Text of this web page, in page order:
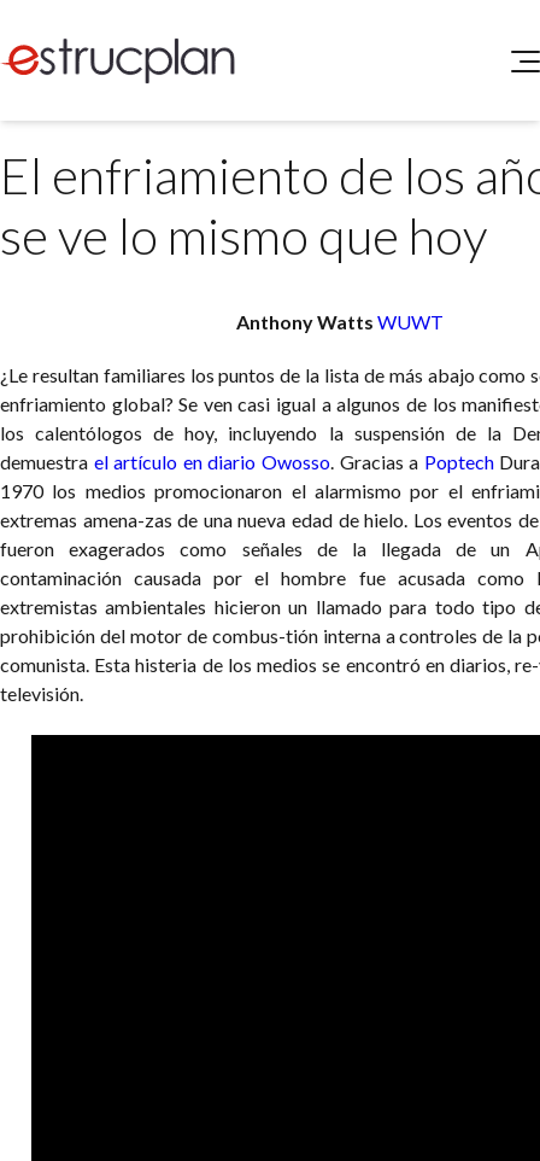
SERVICIOS
Medio Ambiente
INGRESAR
Buscador de Legislación
Matriz Premium
Matriz Profesional
El enfriamiento de los
se ve lo mismo que hoy
Anthony Watts WUWT
¿Le resultan familiares los puntos de la lista de más abajo como
enfriamiento global? Se ven casi igual a algunos de los
los calentólogos de hoy, incluyendo la suspensión de la
demuestra el artículo en diario Owosso. Gracias a Poptech
1970 los medios promocionaron el alarmismo por el
extremas amena-zas de una nueva edad de hielo. Los eventos
fueron exagerados como señales de la llegada de un
contaminación causada por el hombre fue acusada como
extremistas ambientales hicieron un llamado para todo tipo
prohibición del motor de combus-tión interna a controles de la
comunista. Esta histeria de los medios se encontró en diarios,
televisión.